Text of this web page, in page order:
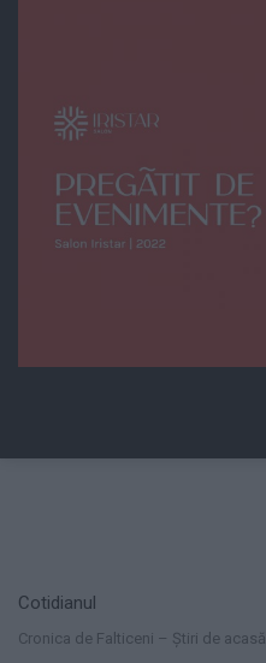
Cotidianul
Cronica de Falticeni – Știri de acasă